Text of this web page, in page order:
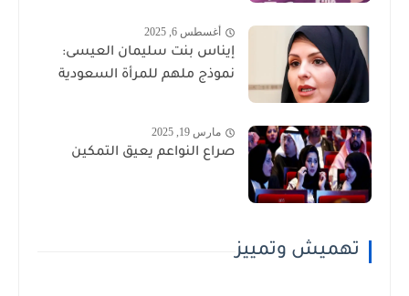
أغسطس 6, 2025
إيناس بنت سليمان العيسى:
نموذج ملهم للمرأة السعودية
مارس 19, 2025
صراع النواعم يعيق التمكين
تهميش وتمييز